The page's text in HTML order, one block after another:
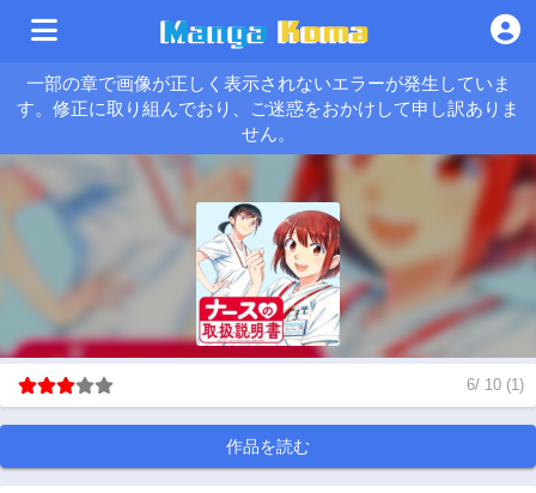
一部の章で画像が正しく表示されないエラーが発生していま
す。修正に取り組んでおり、ご迷惑をおかけして申し訳ありま
せん。
6/ 10 (1)
作品を読む